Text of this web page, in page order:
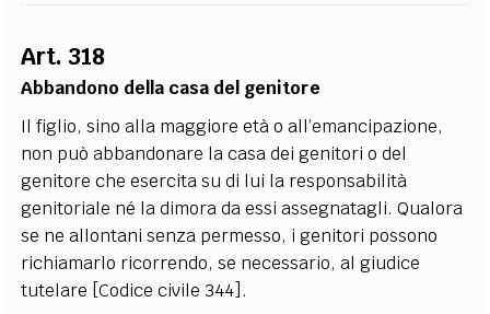
Art. 318
Abbandono della casa del genitore
Il figlio, sino alla maggiore età o all’emancipazione,
non può abbandonare la casa dei genitori o del
genitore che esercita su di lui la responsabilità
genitoriale né la dimora da essi assegnatagli. Qualora
se ne allontani senza permesso, i genitori possono
richiamarlo ricorrendo, se necessario, al giudice
tutelare [Codice civile 344].